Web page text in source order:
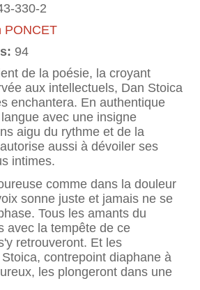
330-2
PONCET
94
de la poésie, la croyant
aux intellectuels, Dan Stoica
enchantera. En authentique
avec une insigne
aigu du rythme et de la
aussi à dévoiler ses
intimes.
comme dans la douleur
sonne juste et jamais ne se
Tous les amants du
avec la tempête de ce
retrouveront. Et les
contrepoint diaphane à
les plongeront dans une